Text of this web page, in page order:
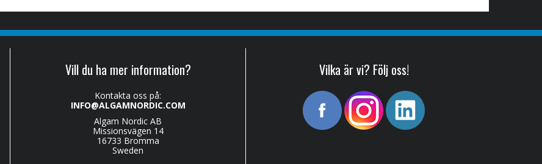
Vill du ha mer information?
Kontakta oss på:
INFO@ALGAMNORDIC.COM
Algam Nordic AB
Missionsvägen 14
16733 Bromma
Sweden
Vilka är vi? Följ oss!